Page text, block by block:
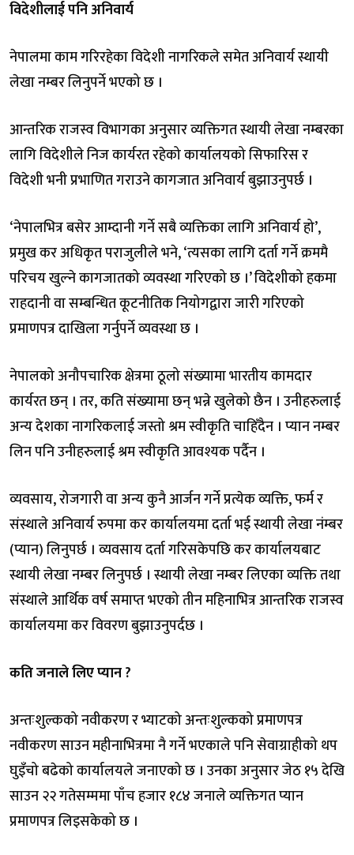
विदेशीलाई पनि अनिवार्य
नेपालमा काम गरिरहेका विदेशी नागरिकले समेत अनिवार्य स्थायी
लेखा नम्बर लिनुपर्ने भएको छ ।
आन्तरिक राजस्व विभागका अनुसार व्यक्तिगत स्थायी लेखा नम्बरका
लागि विदेशीले निज कार्यरत रहेको कार्यालयको सिफारिस र
विदेशी भनी प्रभाणित गराउने कागजात अनिवार्य बुझाउनुपर्छ ।
‘नेपालभित्र बसेर आम्दानी गर्ने सबै व्यक्तिका लागि अनिवार्य हो’,
प्रमुख कर अधिकृत पराजुलीले भने, ‘त्यसका लागि दर्ता गर्ने क्रममै
परिचय खुल्ने कागजातको व्यवस्था गरिएको छ ।’ विदेशीको हकमा
राहदानी वा सम्बन्धित कूटनीतिक नियोगद्वारा जारी गरिएको
प्रमाणपत्र दाखिला गर्नुपर्ने व्यवस्था छ ।
नेपालको अनौपचारिक क्षेत्रमा ठूलो संख्यामा भारतीय कामदार
कार्यरत छन् । तर, कति संख्यामा छन् भन्ने खुलेको छैन । उनीहरुलाई
अन्य देशका नागरिकलाई जस्तो श्रम स्वीकृति चाहिँदैन । प्यान नम्बर
लिन पनि उनीहरुलाई श्रम स्वीकृति आवश्यक पर्दैन ।
व्यवसाय, रोजगारी वा अन्य कुनै आर्जन गर्ने प्रत्येक व्यक्ति, फर्म र
संस्थाले अनिवार्य रुपमा कर कार्यालयमा दर्ता भई स्थायी लेखा नंम्बर
(प्यान) लिनुपर्छ । व्यवसाय दर्ता गरिसकेपछि कर कार्यालयबाट
स्थायी लेखा नम्बर लिनुपर्छ । स्थायी लेखा नम्बर लिएका व्यक्ति तथा
संस्थाले आर्थिक वर्ष समाप्त भएको तीन महिनाभित्र आन्तरिक राजस्व
कार्यालयमा कर विवरण बुझाउनुपर्दछ ।
कति जनाले लिए प्यान ?
अन्तःशुल्कको नवीकरण र भ्याटको अन्तःशुल्कको प्रमाणपत्र
नवीकरण साउन महीनाभित्रमा नै गर्ने भएकाले पनि सेवाग्राहीको थप
घुइँचो बढेको कार्यालयले जनाएको छ । उनका अनुसार जेठ १५ देखि
साउन २२ गतेसम्ममा पाँच हजार १८४ जनाले व्यक्तिगत प्यान
प्रमाणपत्र लिइसकेको छ ।